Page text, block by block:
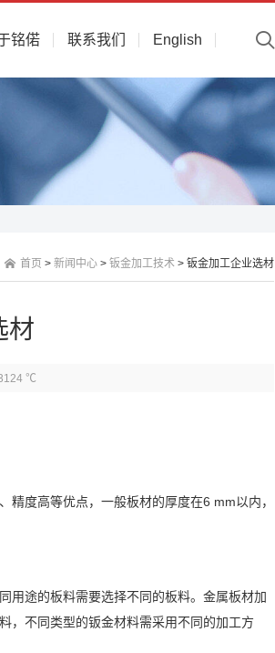
铭偌 联系我们 English
首页 > 新闻中心 > 钣金加工技术 > 钣金加工企业选材
材
℃
精度高等优点，一般板材的厚度在6 mm以内，
用途的板料需要选择不同的板料。金属板材加
，不同类型的钣金材料需采用不同的加工方